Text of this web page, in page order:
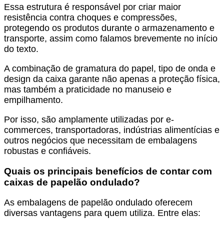
Essa estrutura é responsável por criar maior
resistência contra choques e compressões,
protegendo os produtos durante o armazenamento e
transporte, assim como falamos brevemente no início
do texto.
A combinação de gramatura do papel, tipo de onda e
design da caixa garante não apenas a proteção física,
mas também a praticidade no manuseio e
empilhamento.
Por isso, são amplamente utilizadas por e-
commerces, transportadoras, indústrias alimentícias e
outros negócios que necessitam de embalagens
robustas e confiáveis.
Quais os principais benefícios de contar com
caixas de papelão ondulado?
As embalagens de papelão ondulado oferecem
diversas vantagens para quem utiliza. Entre elas: